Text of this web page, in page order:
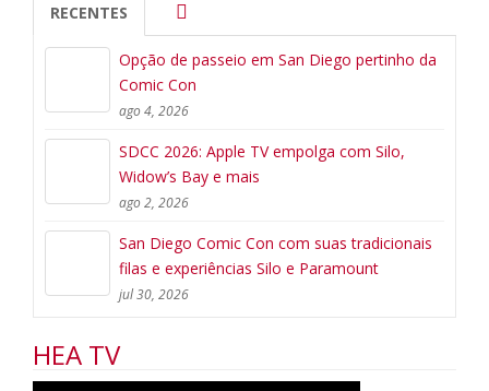
RECENTES
Opção de passeio em San Diego pertinho da
Comic Con
ago 4, 2026
SDCC 2026: Apple TV empolga com Silo,
Widow’s Bay e mais
ago 2, 2026
San Diego Comic Con com suas tradicionais
filas e experiências Silo e Paramount
jul 30, 2026
HEA TV